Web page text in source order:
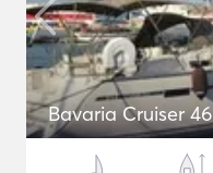
Bavaria Cruiser 46